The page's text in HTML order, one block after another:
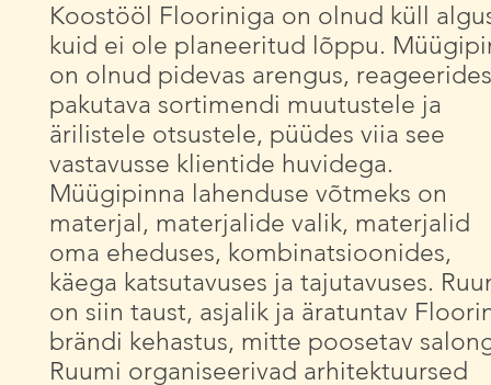
Koostööl Flooriniga on olnud küll
kuid ei ole planeeritud lõppu.
on olnud pidevas arengus, reageerides
pakutava sortimendi muutustele ja
ärilistele otsustele, püüdes viia see
vastavusse klientide huvidega.
Müügipinna lahenduse võtmeks on
materjal, materjalide valik, materjalid
oma eheduses, kombinatsioonides,
käega katsutavuses ja tajutavuses.
on siin taust, asjalik ja äratuntav
brändi kehastus, mitte poosetav
Ruumi organiseerivad arhitektuursed